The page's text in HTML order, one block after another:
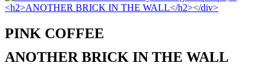
PINK COFFEE
ANOTHER BRICK IN THE WALL